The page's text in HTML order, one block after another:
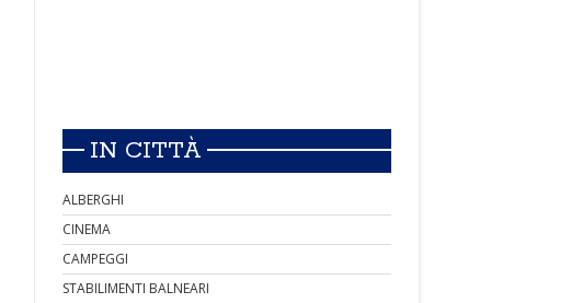
IN CITTÀ
ALBERGHI
CINEMA
CAMPEGGI
STABILIMENTI BALNEARI